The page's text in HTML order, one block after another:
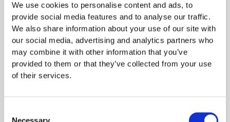
We use cookies to personalise content and ads, to
provide social media features and to analyse our traffic.
We also share information about your use of our site with
our social media, advertising and analytics partners who
may combine it with other information that you’ve
provided to them or that they’ve collected from your use
of their services.
Necessary
Mehr als nur Avatare: Die Zukunft
Veröffentlichungsdatum: 21. Februar 2026 | Lesezeit: 7 Minuten |
digitaler
Repräsentanz
im
Mittelstand